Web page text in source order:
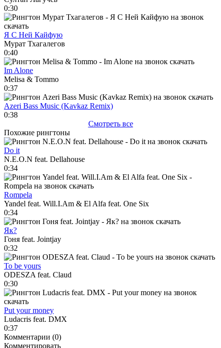
0:30
Я С Ней Кайфую
Мурат Тхагалегов
0:40
Im Alone
Melisa & Tommo
0:37
Azeri Bass Music (Kavkaz Remix)
0:38
Смотреть все
Похожие рингтоны
Do it
N.E.O.N feat. Dellahouse
0:34
Rompela
Yandel feat. Will.I.Am & El Alfa feat. One Six
0:34
Як?
Гоня feat. Jointjay
0:32
To be yours
ODESZA feat. Claud
0:30
Put your money
Ludacris feat. DMX
0:37
Комментарии (0)
Комментировать